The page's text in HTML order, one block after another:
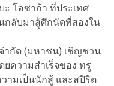
ะ โอซาก้า ที่ประเทศ
กลับมาสู้ศึกนัดที่สองใน
ำกัด (มหาชน) เชิญชวน
ความสำเร็จของ ทรู
ามเป็นนักสู้ และสปิริต